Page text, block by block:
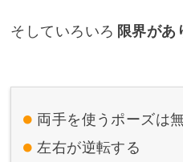
そしていろいろ 限界があ
両手を使うポーズは
左右が逆転する